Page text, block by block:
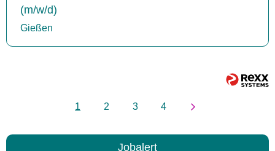
(m/w/d)
Gießen
1 2 3 4
Jobalert